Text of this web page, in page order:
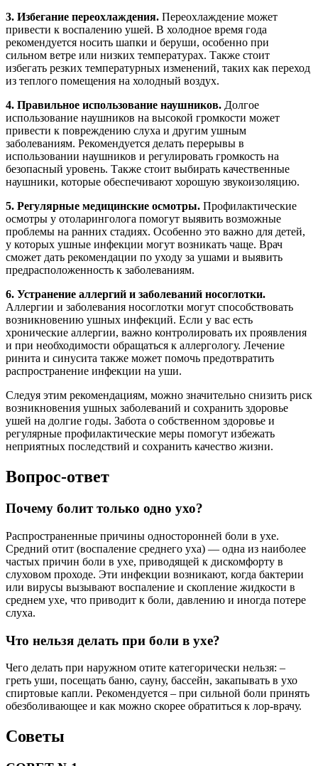
3. Избегание переохлаждения. Переохлаждение может
привести к воспалению ушей. В холодное время года
рекомендуется носить шапки и беруши, особенно при
сильном ветре или низких температурах. Также стоит
избегать резких температурных изменений, таких как переход
из теплого помещения на холодный воздух.
4. Правильное использование наушников. Долгое
использование наушников на высокой громкости может
привести к повреждению слуха и другим ушным
заболеваниям. Рекомендуется делать перерывы в
использовании наушников и регулировать громкость на
безопасный уровень. Также стоит выбирать качественные
наушники, которые обеспечивают хорошую звукоизоляцию.
5. Регулярные медицинские осмотры. Профилактические
осмотры у отоларинголога помогут выявить возможные
проблемы на ранних стадиях. Особенно это важно для детей,
у которых ушные инфекции могут возникать чаще. Врач
сможет дать рекомендации по уходу за ушами и выявить
предрасположенность к заболеваниям.
6. Устранение аллергий и заболеваний носоглотки.
Аллергии и заболевания носоглотки могут способствовать
возникновению ушных инфекций. Если у вас есть
хронические аллергии, важно контролировать их проявления
и при необходимости обращаться к аллергологу. Лечение
ринита и синусита также может помочь предотвратить
распространение инфекции на уши.
Следуя этим рекомендациям, можно значительно снизить риск
возникновения ушных заболеваний и сохранить здоровье
ушей на долгие годы. Забота о собственном здоровье и
регулярные профилактические меры помогут избежать
неприятных последствий и сохранить качество жизни.
Вопрос-ответ
Почему болит только одно ухо?
Распространенные причины односторонней боли в ухе.
Средний отит (воспаление среднего уха) — одна из наиболее
частых причин боли в ухе, приводящей к дискомфорту в
слуховом проходе. Эти инфекции возникают, когда бактерии
или вирусы вызывают воспаление и скопление жидкости в
среднем ухе, что приводит к боли, давлению и иногда потере
слуха.
Что нельзя делать при боли в ухе?
Чего делать при наружном отите категорически нельзя: –
греть уши, посещать баню, сауну, бассейн, закапывать в ухо
спиртовые капли. Рекомендуется – при сильной боли принять
обезболивающее и как можно скорее обратиться к лор-врачу.
Советы